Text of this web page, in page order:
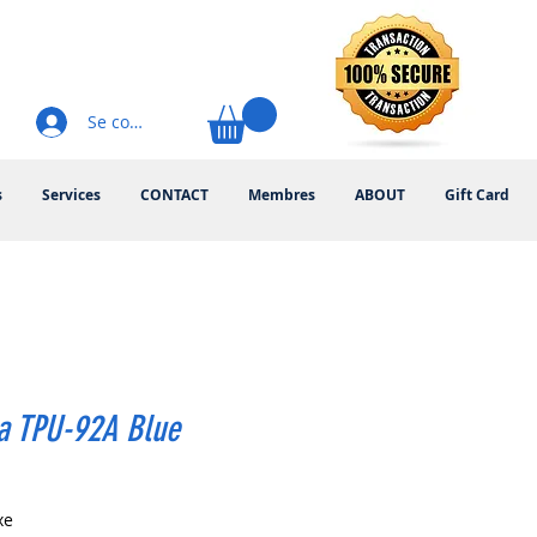
Services CONTACT Membres ABOUT Gift Card
Se connecter
TPU-92A Blue